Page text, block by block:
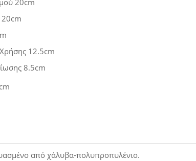
20cm
12.5cm
8.5cm
από χάλυβα-πολυπροπυλένιο.